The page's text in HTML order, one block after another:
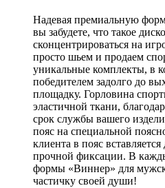
Надевая премиальную
вы забудете, что такое
сконцентрироваться на
просто шьем и продаем
уникальные комплекты, в
победителем задолго до
площадку. Горловина
эластичной ткани,
срок службы вашего
пояс на специальной
клиента в пояс
прочной фиксации. В
формы «Виннер» для
частичку своей души!